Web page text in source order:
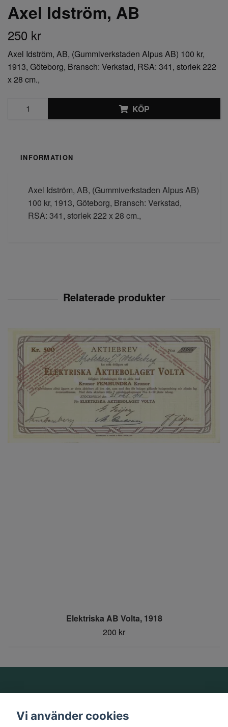
Axel Idström, AB
250 kr
Axel Idström, AB, (Gummiverkstaden Alpus AB) 100 kr,
1913, Göteborg, Bransch: Verkstad, RSA: 341, storlek 222
x 28 cm.,
KÖP
INFORMATION
Axel Idström, AB, (Gummiverkstaden Alpus AB)
100 kr, 1913, Göteborg, Bransch: Verkstad,
RSA: 341, storlek 222 x 28 cm.,
Elektriska AB Volta, 1918
200 kr
Vi använder cookies